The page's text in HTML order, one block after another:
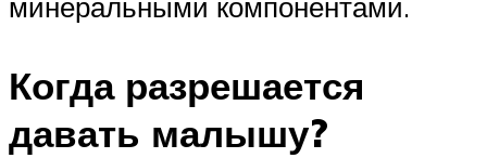
Когда разрешается
давать малышу?